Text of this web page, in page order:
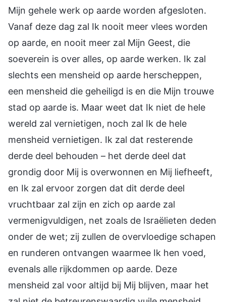
Mijn gehele werk op aarde worden afgesloten.
Vanaf deze dag zal Ik nooit meer vlees worden
op aarde, en nooit meer zal Mijn Geest, die
soeverein is over alles, op aarde werken. Ik zal
slechts een mensheid op aarde herscheppen,
een mensheid die geheiligd is en die Mijn trouwe
stad op aarde is. Maar weet dat Ik niet de hele
wereld zal vernietigen, noch zal Ik de hele
mensheid vernietigen. Ik zal dat resterende
derde deel behouden – het derde deel dat
grondig door Mij is overwonnen en Mij liefheeft,
en Ik zal ervoor zorgen dat dit derde deel
vruchtbaar zal zijn en zich op aarde zal
vermenigvuldigen, net zoals de Israëlieten deden
onder de wet; zij zullen de overvloedige schapen
en runderen ontvangen waarmee Ik hen voed,
evenals alle rijkdommen op aarde. Deze
mensheid zal voor altijd bij Mij blijven, maar het